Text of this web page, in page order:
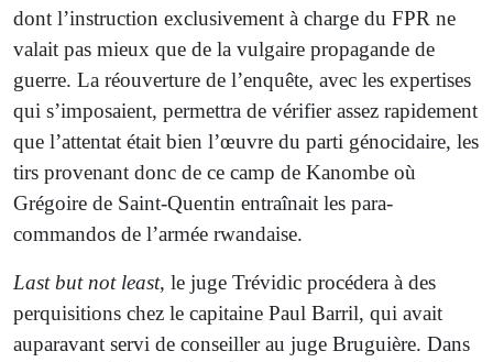
dont l’instruction exclusivement à charge du FPR ne
valait pas mieux que de la vulgaire propagande de
guerre. La réouverture de l’enquête, avec les expertises
qui s’imposaient, permettra de vérifier assez rapidement
que l’attentat était bien l’œuvre du parti génocidaire, les
tirs provenant donc de ce camp de Kanombe où
Grégoire de Saint-Quentin entraînait les para-
commandos de l’armée rwandaise.
Last but not least, le juge Trévidic procédera à des
perquisitions chez le capitaine Paul Barril, qui avait
auparavant servi de conseiller au juge Bruguière. Dans